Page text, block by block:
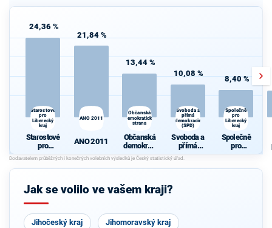
24,36 %
Starostové
pro
Liberecký
kraj
Starostové
pro
Liberecký
kraj
21,84 %
ANO 2011
ANO 2011
13,44 %
Občanská
demokratická
strana
Občanská
demokrati
cká strana
10,08 %
Svoboda a
přímá
demokracie
(SPD)
Svoboda a
přímá
demokraci
e (SPD)
8,40 %
Společně
pro
Liberecký
kraj
Společně
pro
Liberecký
Jak se volilo ve vašem kraji?
Jihočeský kraj Jihomoravský kraj